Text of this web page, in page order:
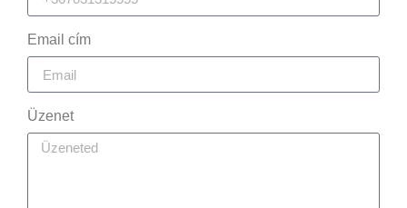
Email cím
Üzenet